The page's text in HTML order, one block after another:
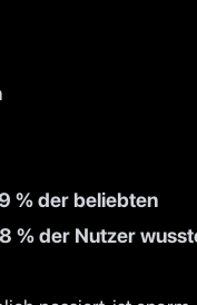
% der beliebten
% der Nutzer